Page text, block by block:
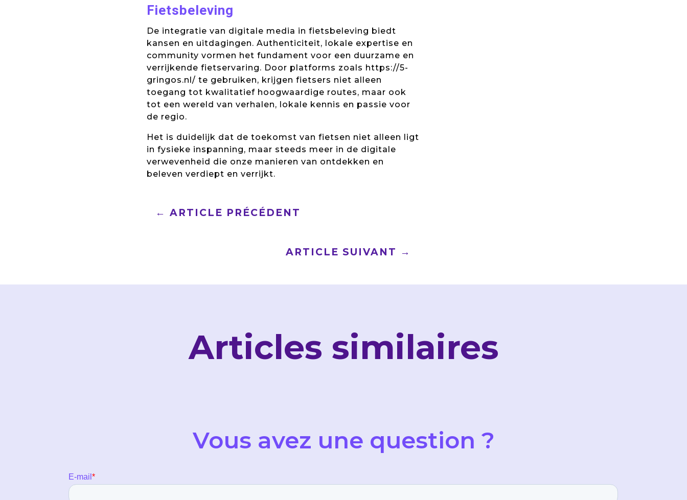
Fietsbeleving
De integratie van digitale media in fietsbeleving biedt
kansen en uitdagingen. Authenticiteit, lokale expertise en
community vormen het fundament voor een duurzame en
verrijkende fietservaring. Door platforms zoals https://5-
gringos.nl/ te gebruiken, krijgen fietsers niet alleen
toegang tot kwalitatief hoogwaardige routes, maar ook
tot een wereld van verhalen, lokale kennis en passie voor
de regio.
Het is duidelijk dat de toekomst van fietsen niet alleen ligt
in fysieke inspanning, maar steeds meer in de digitale
verwevenheid die onze manieren van ontdekken en
beleven verdiept en verrijkt.
←ARTICLE PRÉCÉDENT
ARTICLE SUIVANT →
Articles similaires
Vous avez une question ?